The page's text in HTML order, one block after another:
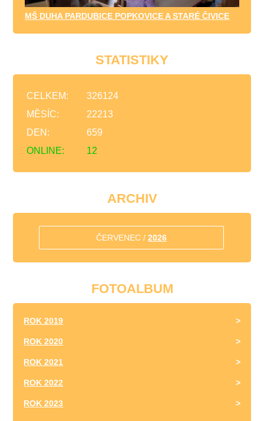
MŠ DUHA PARDUBICE POPKOVICE A STARÉ ČIVICE
STATISTIKY
ONLINE: 12
CELKEM:
326124
MĚSÍC:
22213
DEN:
659
ARCHIV
ČERVENEC /2026
FOTOALBUM
ROK 2019
ROK 2020
ROK 2021
ROK 2022
ROK 2023